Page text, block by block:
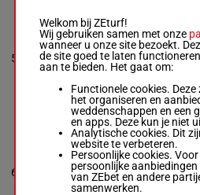
5
SHOOT THE
NICKEL
Katie Davis-
Linda Rice
Box: 5 -R/4 -54
3p 2p 2p (24) 7p
R/454 kg
3p 2p
(24) 7p
4p
6
TAPWRITS
Dylan Davis-
Wayne Potts
R/4 -54
R/454 kg
2p 4p
4p 2p
Welkom bij ZEturf!
Wij gebruiken samen met onze
wanneer u onze site bezoekt.
de site goed te laten
aan te bieden. Het gaat om:
Functionele cookies.
het organiseren en
weddenschappen en een
en apps. Deze kun je niet
Analytische cookies. Dit
website te verbeteren.
Persoonlijke cookies.
persoonlijke
van ZEbet en andere
samenwerken.